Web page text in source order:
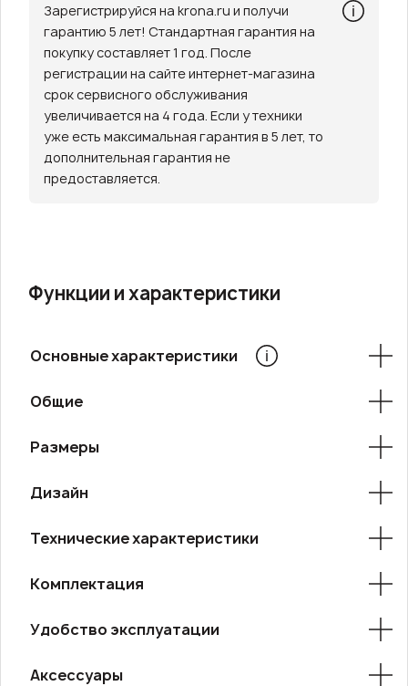
Зарегистрируйся на krona.ru и получи
гарантию 5 лет! Стандартная гарантия на
покупку составляет 1 год. После
регистрации на сайте интернет-магазина
срок сервисного обслуживания
увеличивается на 4 года. Если у техники
уже есть максимальная гарантия в 5 лет, то
дополнительная гарантия не
предоставляется.
Функции и характеристики
Основные характеристики
Общие
Размеры
Дизайн
Технические характеристики
Комплектация
Удобство эксплуатации
Аксессуары